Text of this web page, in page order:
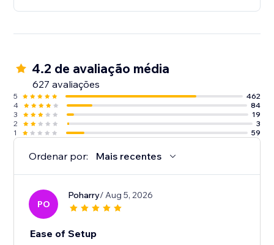
4.2 de avaliação média
627 avaliações
5
462
4
84
3
19
2
3
1
59
Ordenar por: Mais recentes
PO
Poharry/ Aug 5, 2026
Ease of Setup